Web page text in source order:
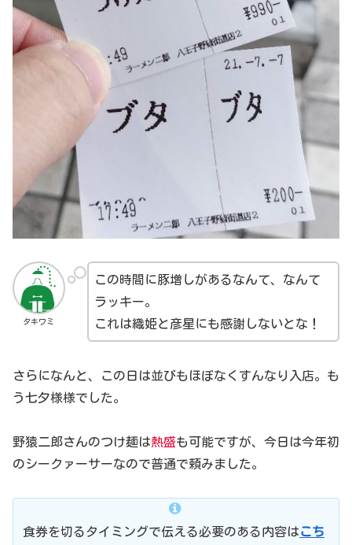
タキワミ
この時間に豚増しがあるなんて、なんて
ラッキー。
これは織姫と彦星にも感謝しないとな！
さらになんと、この日は並びもほぼなくすんなり入店。も
う七夕様様でした。
野猿二郎さんのつけ麺は熱盛も可能ですが、今日は今年初
のシークァーサーなので普通で頼みました。
食券を切るタイミングで伝える必要のある内容はこち